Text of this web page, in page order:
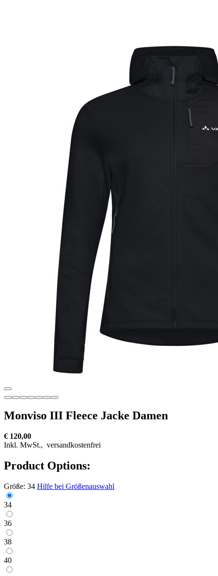
Monviso III Fleece Jacke Damen
€ 120,00
Inkl. MwSt., versandkostenfrei
Product Options:
Größe: 34 Hilfe bei Größenauswahl
34
36
38
40